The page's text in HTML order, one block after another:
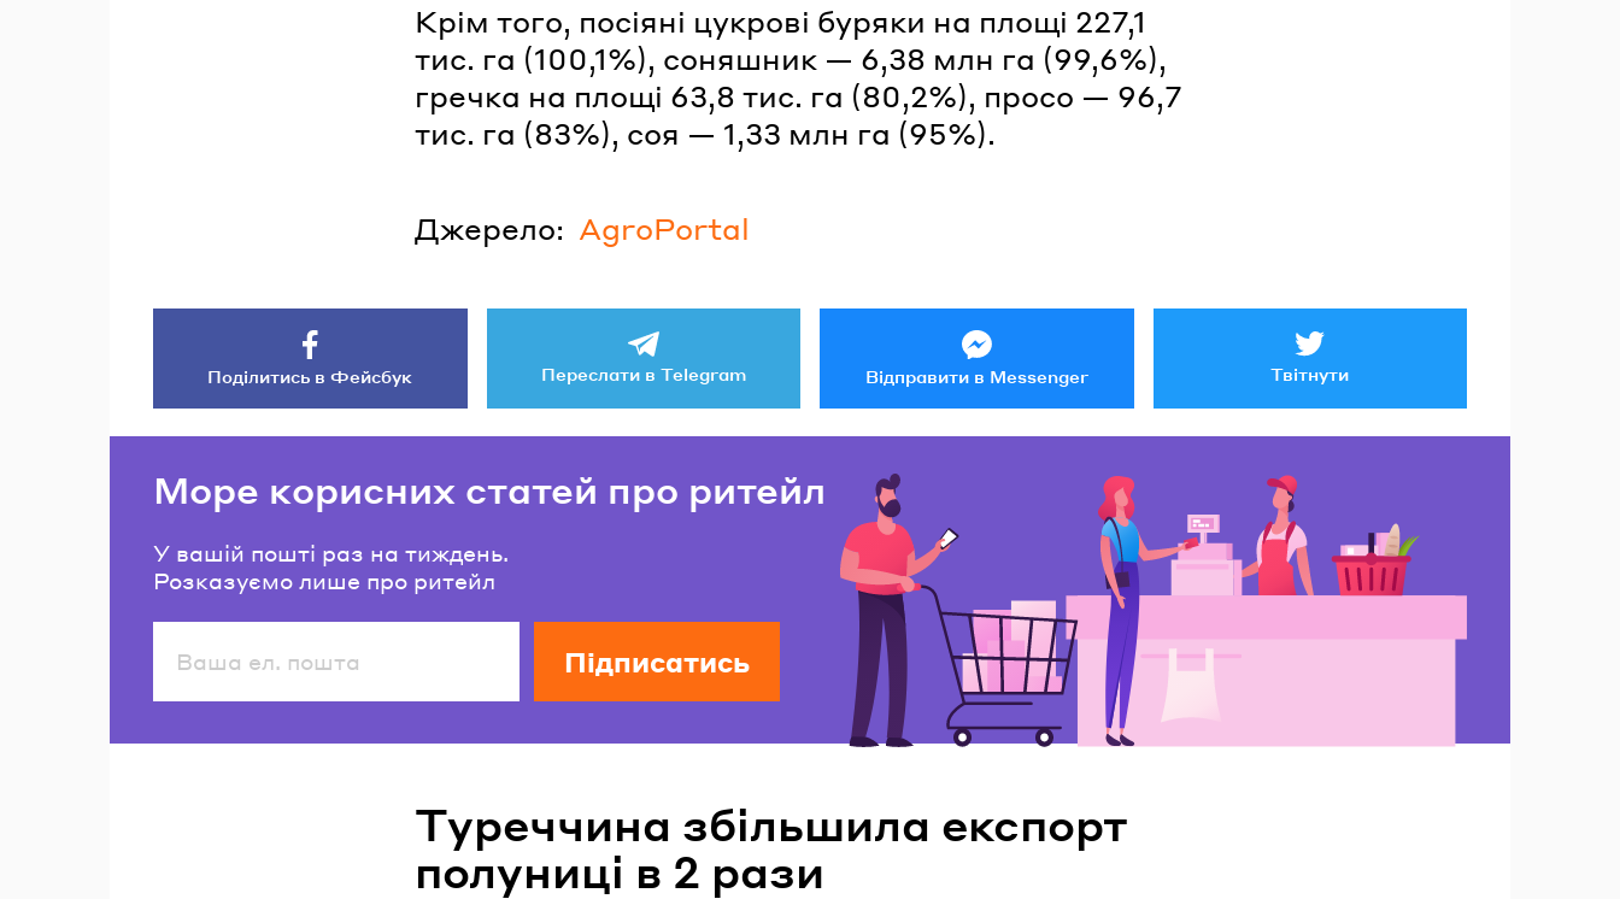
Крім того, посіяні цукрові буряки на площі 227,1
тис. га (100,1%), соняшник — 6,38 млн га (99,6%),
гречка на площі 63,8 тис. га (80,2%), просо — 96,7
тис. га (83%), соя — 1,33 млн га (95%).
Джерело: AgroPortal
Поділитись в Фейсбук Переслати в Telegram Відправити в Messenger Твітнути
Море корисних статей про ритейл
У вашій пошті раз на тиждень.
Розказуємо лише про ритейл
Підписатись
Туреччина збільшила експорт
полуниці в 2 рази